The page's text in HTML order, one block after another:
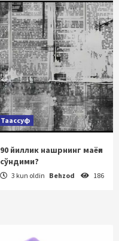
Таассуф
90 йиллик нашрнинг маёғи
сўндими?
3 kun oldin Behzod 186